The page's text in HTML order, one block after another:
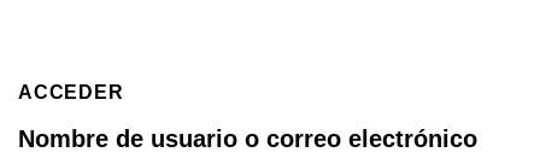
ACCEDER
Nombre de usuario o correo electrónico